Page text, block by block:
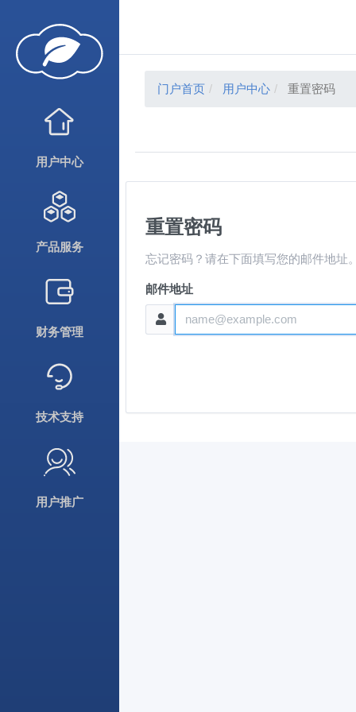
用户中心
产品服务
财务管理
技术支持
用户推广
门户首页 用户中心 重置密码
重置密码
忘记密码？请在下面填写您的邮件地址
邮件地址